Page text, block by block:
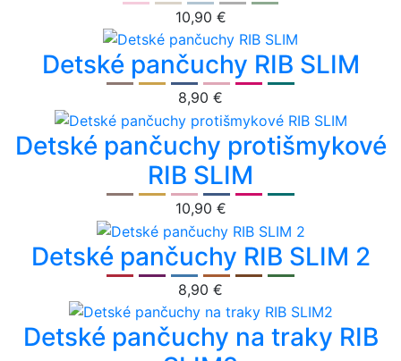
10,90 €
Detské pančuchy RIB SLIM
8,90 €
Detské pančuchy protišmykové
RIB SLIM
10,90 €
Detské pančuchy RIB SLIM 2
8,90 €
Detské pančuchy na traky RIB